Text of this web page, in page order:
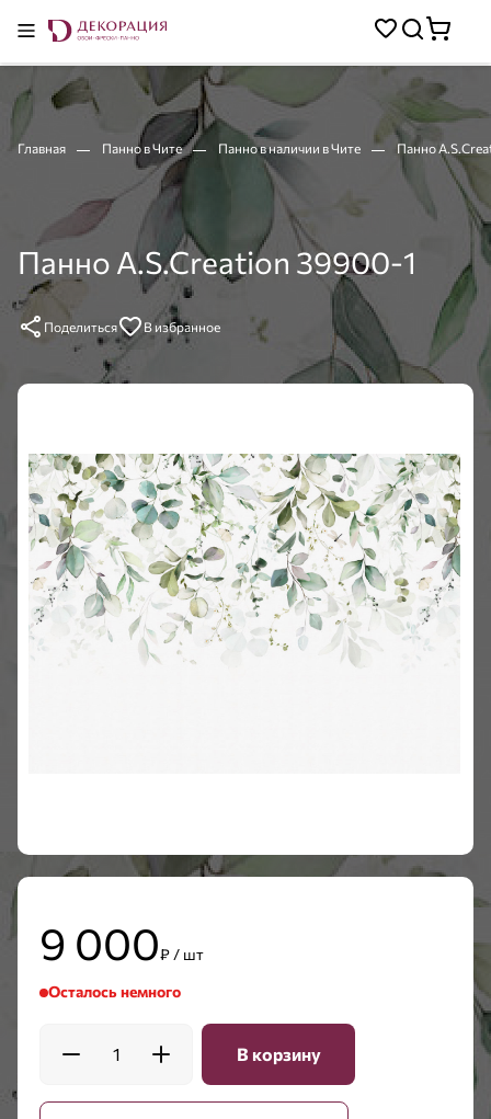
Главная Панно в Чите Панно в наличии в Чите Панно
Панно A.S.Creation 39900-1
Поделиться В избранное
9 000₽ / шт
Осталось немного
1 В корзину